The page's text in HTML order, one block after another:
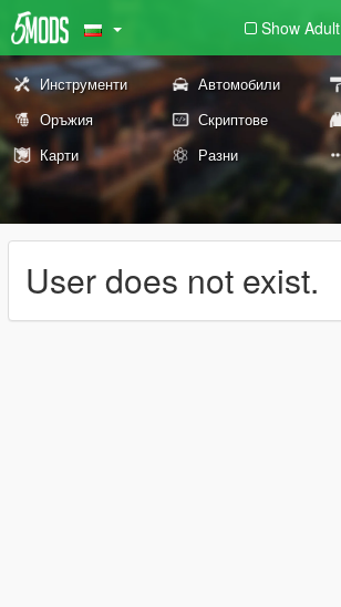
Show Adult
Инструменти Автомобили
Оръжия Скриптове
Карти
Разни
User does not exist.